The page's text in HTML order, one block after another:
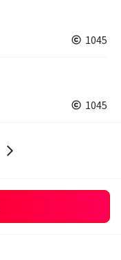
1045
1045